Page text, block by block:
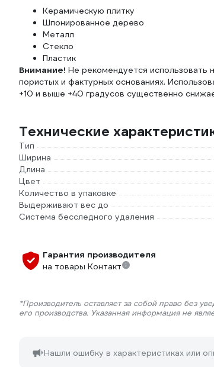
Керамическую плитку
Шпонированное дерево
Металл
Стекло
Пластик
Внимание! Не рекомендуется использовать
пористых и фактурных основаниях.
+10 и выше +40 градусов существенно
Технические
Тип
Ширина
Длина
Цвет
Количество в упаковке
Выдерживают вес до
Система бесследного удаления
Гарантия производителя
на товары Контакт
*Производитель оставляет за собой право без
его производства. Указанная информация не
Нашли ошибку в характеристиках или